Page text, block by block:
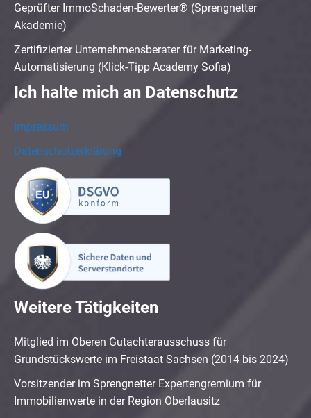
Geprüfter ImmoSchaden-Bewerter® (Sprengnetter
Akademie)
Zertifizierter Unternehmensberater für Marketing-
Automatisierung (Klick-Tipp Academy Sofia)
Ich halte mich an Datenschutz
Impressum
Datenschutzerklärung
Weitere Tätigkeiten
Mitglied im Oberen Gutachterausschuss für
Grundstückswerte im Freistaat Sachsen (2014 bis 2024)
Vorsitzender im Sprengnetter Expertengremium für
Immobilienwerte in der Region Oberlausitz